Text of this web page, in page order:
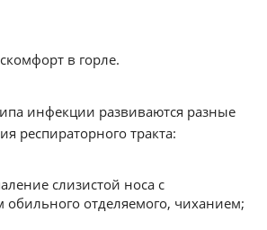
в горле.
инфекции развиваются разные
респираторного тракта:
слизистой носа с
обильного отделяемого, чиханием;